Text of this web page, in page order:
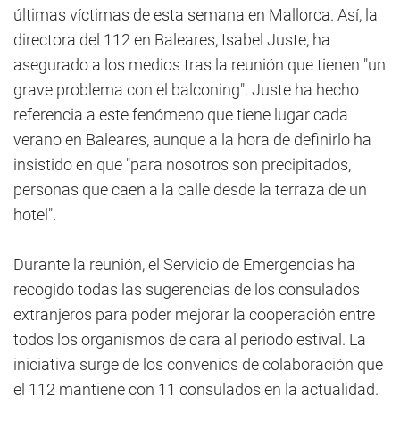
últimas víctimas de esta semana en Mallorca. Así, la
directora del 112 en Baleares, Isabel Juste, ha
asegurado a los medios tras la reunión que tienen "un
grave problema con el balconing". Juste ha hecho
referencia a este fenómeno que tiene lugar cada
verano en Baleares, aunque a la hora de definirlo ha
insistido en que "para nosotros son precipitados,
personas que caen a la calle desde la terraza de un
hotel".
Durante la reunión, el Servicio de Emergencias ha
recogido todas las sugerencias de los consulados
extranjeros para poder mejorar la cooperación entre
todos los organismos de cara al periodo estival. La
iniciativa surge de los convenios de colaboración que
el 112 mantiene con 11 consulados en la actualidad.